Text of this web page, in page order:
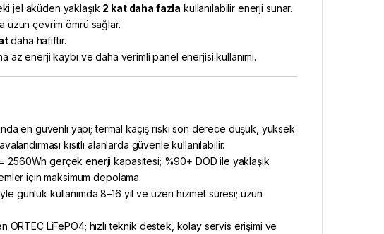
jel aküden yaklaşık 2 kat daha fazla kullanılabilir enerji sunar.
uzun çevrim ömrü sağlar.
daha hafiftir.
enerji kaybı ve daha verimli panel enerjisi kullanımı.
en güvenli yapı; termal kaçış riski son derece düşük, yüksek
kısıtlı alanlarda güvenle kullanılabilir.
2560Wh gerçek enerji kapasitesi; %90+ DOD ile yaklaşık
için maksimum depolama.
günlük kullanımda 8–16 yıl ve üzeri hizmet süresi; uzun
ORTEC LiFePO4; hızlı teknik destek, kolay servis erişimi ve